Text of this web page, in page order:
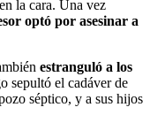
la cara. Una vez
optó por asesinar a
estranguló a los
sepultó el cadáver de
séptico, y a sus hijos